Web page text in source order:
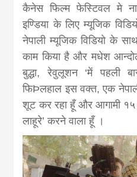
कैनेस फिल्म फेस्टिवल मे
इण्डिया के लिए म्यूजिक
नेपाली म्यूजिक विडियो के
काम किया है और मधेश
बुद्धा, रेवुलूशन ‘में पहली
फिÞलहाल इस वक्त, एक
शूट कर रहा हूँ और आगामी १५
लाहूरे’ करने वाला हूँ ।